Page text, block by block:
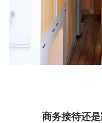
商务接待还